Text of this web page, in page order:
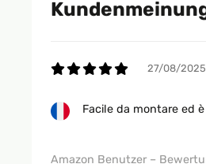
Sehr schöner
Amazon Benutzer –27/08/2025
Facile da montare ed
Amazon Benutzer –